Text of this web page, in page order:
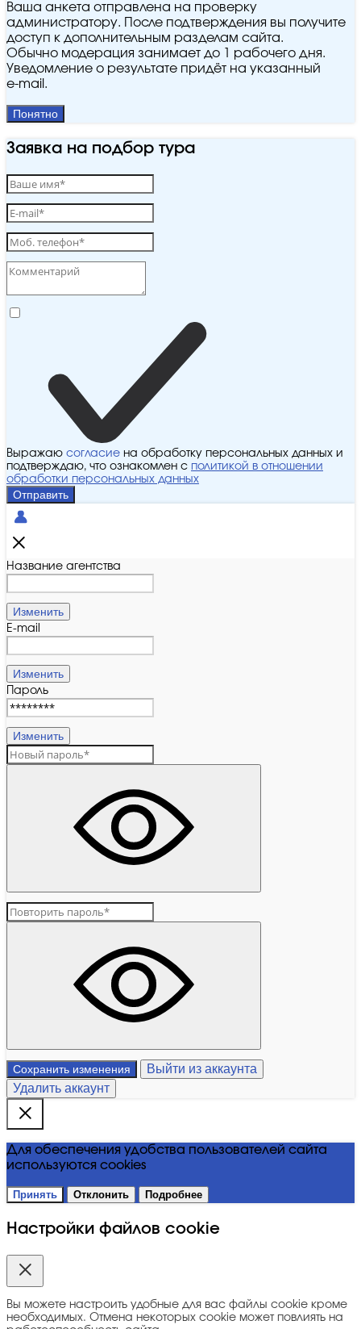
Ваша анкета отправлена на проверку
администратору. После подтверждения вы получите
доступ к дополнительным разделам сайта.
Обычно модерация занимает до 1 рабочего дня.
Уведомление о результате придёт на указанный
e‑mail.
Понятно
Заявка на подбор тура
Выражаю согласие на обработку персональных данных и
подтверждаю, что ознакомлен с политикой в отношении
обработки персональных данных
Отправить
Название агентства
Изменить
E-mail
Изменить
Пароль
Изменить
Сохранить изменения
Выйти из аккаунта
Удалить аккаунт
Для обеспечения удобства пользователей сайта
используются cookies
Принять Отклонить Подробнее
Настройки файлов cookie
Вы можете настроить удобные для вас файлы cookie кроме
необходимых. Отмена некоторых cookie может повлиять на